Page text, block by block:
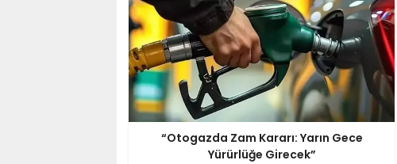
“Otogazda Zam Kararı: Yarın Gece
Yürürlüğe Girecek”